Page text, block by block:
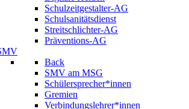
Schulzeitgestalter-AG
Schulsanitätsdienst
Streitschlichter-AG
Präventions-AG
Back
SMV am MSG
Schülersprecher*innen
Gremien
Verbindungslehrer*innen